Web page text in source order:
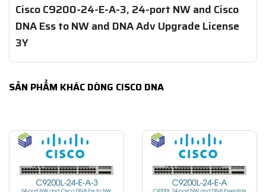
Cisco C9200-24-E-A-3, 24-port NW and Cisco
DNA Ess to NW and DNA Adv Upgrade License
3Y
SẢN PHẨM KHÁC DÒNG CISCO DNA